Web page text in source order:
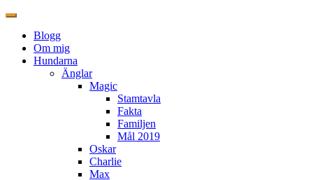
Blogg
Om mig
Hundarna
Änglar
Magic
Stamtavla
Fakta
Familjen
Mål 2019
Oskar
Charlie
Max